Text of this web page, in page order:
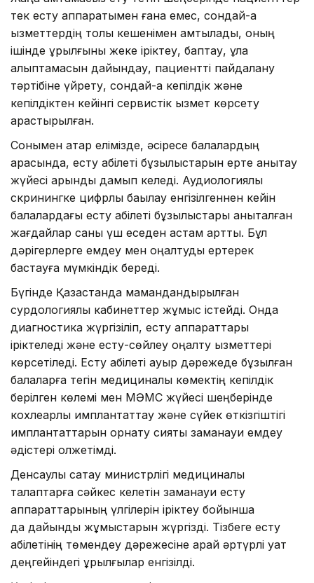
тек есту аппаратымен ғана емес, сондай-ақ
қызметтердің толық кешенімен қамтылады, оның
ішінде құрылғыны жеке іріктеу, баптау, құлақ
қалыптамасын дайындау, пациентті пайдалану
тәртібіне үйрету, сондай-ақ кепілдік және
кепілдіктен кейінгі сервистік қызмет көрсету
қарастырылған.
Сонымен қатар елімізде, әсіресе балалардың
арасында, есту қабілеті бұзылыстарын ерте анықтау
жүйесі қарқынды дамып келеді. Аудиологиялық
скринингке цифрлық бақылау енгізілгеннен кейін
балалардағы есту қабілеті бұзылыстары анықталған
жағдайлар саны үш еседен астам артты. Бұл
дәрігерлерге емдеу мен оңалтуды ертерек
бастауға мүмкіндік береді.
Бүгінде Қазақстанда мамандандырылған
сурдологиялық кабинеттер жұмыс істейді. Онда
диагностика жүргізіліп, есту аппараттары
іріктеледі және есту-сөйлеу оңалту қызметтері
көрсетіледі. Есту қабілеті ауыр дәрежеде бұзылған
балаларға тегін медициналық көмектің кепілдік
берілген көлемі мен МӘМС жүйесі шеңберінде
кохлеарлық имплантаттау және сүйек өткізгіштігі
имплантаттарын орнату сияқты заманауи емдеу
әдістері қолжетімді.
Денсаулық сақтау министрлігі медициналық
талаптарға сәйкес келетін заманауи есту
аппараттарының үлгілерін іріктеу бойынша
да дайындық жұмыстарын жүргізді. Тізбеге есту
қабілетінің төмендеу дәрежесіне қарай әртүрлі қуат
деңгейіндегі құрылғылар енгізілді.